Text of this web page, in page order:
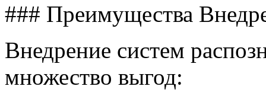
### Преимущества
Внедрение систем
множество выгод: